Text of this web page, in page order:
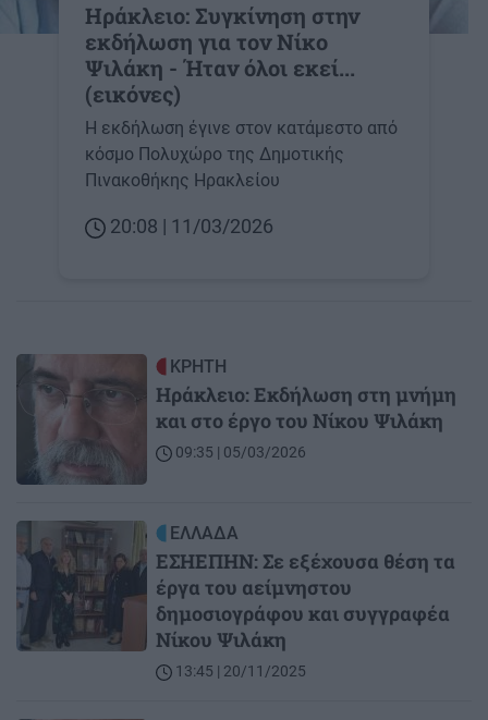
Ηράκλειο: Συγκίνηση στην
εκδήλωση για τον Νίκο
Ψιλάκη - Ήταν όλοι εκεί...
(εικόνες)
Η εκδήλωση έγινε στον κατάμεστο από
κόσμο Πολυχώρο της Δημοτικής
Πινακοθήκης Ηρακλείου
20:08 | 11/03/2026
Image ΚΡΗΤΗ
Ηράκλειο: Εκδήλωση στη μνήμη
και στο έργο του Νίκου Ψιλάκη
09:35 | 05/03/2026
ΕΛΛΑΔΑ
ΕΣΗΕΠΗΝ: Σε εξέχουσα θέση τα
έργα του αείμνηστου
δημοσιογράφου και συγγραφέα
Νίκου Ψιλάκη
13:45 | 20/11/2025